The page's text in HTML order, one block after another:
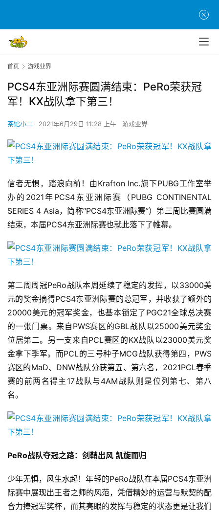
首页 游戏业界
PCS4东亚洲际赛圆满结束：PeRo荣获冠
军！KX战队拿下第三！
茶馆小二 2021年6月29日 11:28 上午 游戏业界
信者无惧，踏浪向前！由Krafton Inc.旗下PUBG工作室举
办的2021年PCS4东亚洲际赛（PUBG CONTINENTAL
SERIES 4 Asia，简称“PCS4东亚洲际赛”）第三周比赛圆满
结束，本届PCS4东亚洲际赛也就此落下了帷幕。
第二周周冠PeRo战队本周延续了稳定的发挥，以33000美
元的奖金摘得PCS4东亚洲际赛的总冠军，并收获了额外的
20000美元的冠军奖金，也基本锁定了PGC21全球总决赛
的一张门票。来自PWS赛区的GBL战队以25000美元奖金
位居第二。另一支来自PCL赛区的KX战队以23000美元奖
金拿下季军。而PCL的三号种子MCG战队获得第四，PWS
赛区的MaD、DNW战队分获第五、第六名，2021PCL春季
赛的前两名得主17战队与4AM战队则是位列第七、第八
名。
PeRo战队夺冠之路：剑鞘出风 凯旋而归
少年无惧，风生水起！年轻的PeRo战队在本届PCS4东亚洲
际赛中展现出王者之师的风范，凭借精妙的运营与默契的配
合力捧冠军奖杯，而其亮眼的发挥与稳定的状态更是让我们